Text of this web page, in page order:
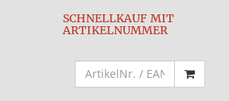
SCHNELLKAUF MIT
ARTIKELNUMMER